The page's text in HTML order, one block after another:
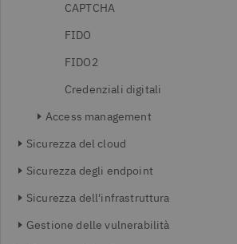
CAPTCHA
FIDO
FIDO2
Credenziali digitali
Access management
Sicurezza del cloud
Sicurezza degli endpoint
Sicurezza dell'infrastruttura
Gestione delle vulnerabilità